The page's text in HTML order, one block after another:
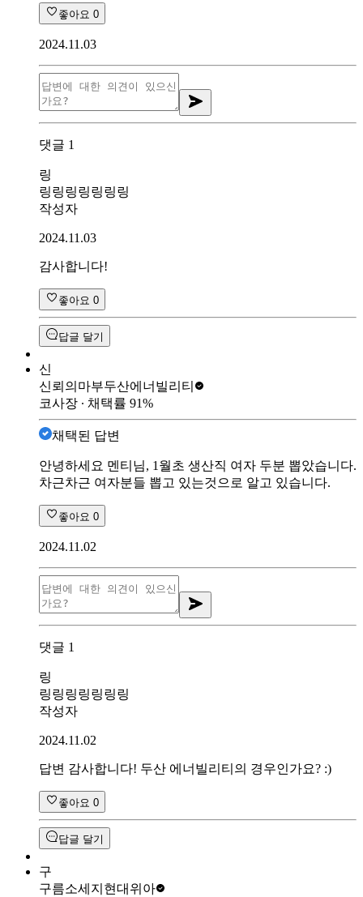
좋아요 0
2024.11.03
댓글 1
링
링링링링링링링
작성자
2024.11.03
감사합니다!
좋아요 0
답글 달기
신
신뢰의마부두산에너빌리티
코사장 ∙ 채택률 91%
채택된 답변
안녕하세요 멘티님, 1월초 생산직 여자 두분 뽑았습니다.
차근차근 여자분들 뽑고 있는것으로 알고 있습니다.
좋아요 0
2024.11.02
댓글 1
링
링링링링링링링
작성자
2024.11.02
답변 감사합니다! 두산 에너빌리티의 경우인가요? :)
좋아요 0
답글 달기
구
구름소세지 현대위아